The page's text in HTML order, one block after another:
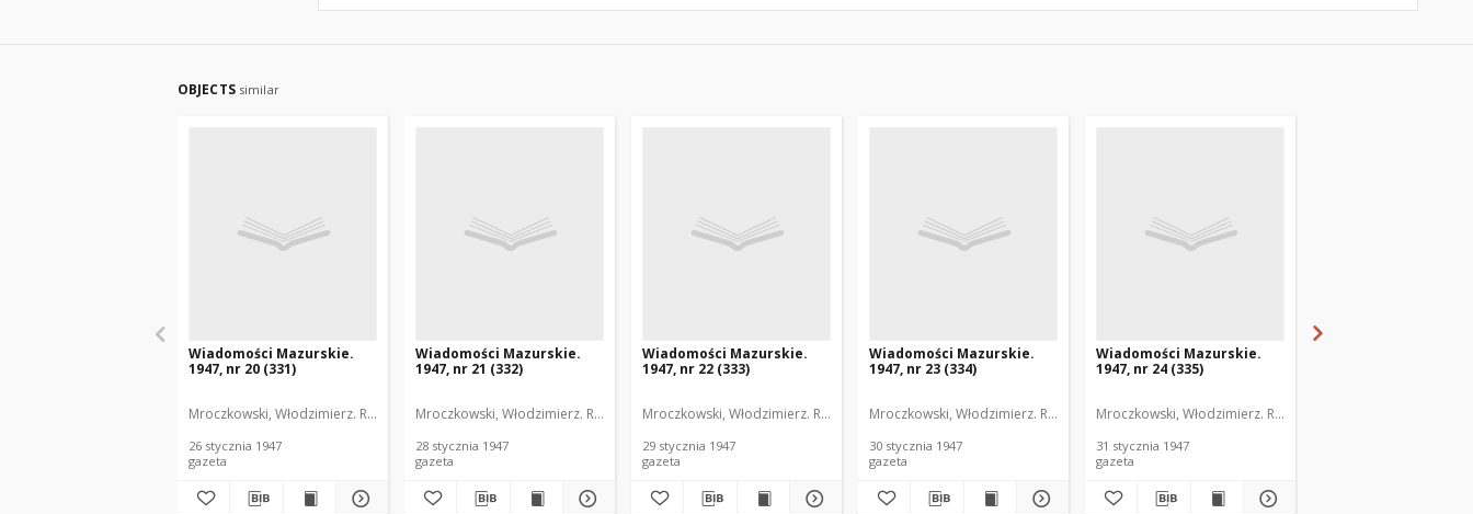
OBJECTS similar
Wiadomości Mazurskie.
1947, nr 20 (331)
Mroczkowski, Włodzimierz. Red.
26 stycznia 1947
gazeta
Wiadomości Mazurskie.
1947, nr 21 (332)
Mroczkowski, Włodzimierz. Red.
28 stycznia 1947
gazeta
Wiadomości Mazurskie.
1947, nr 22 (333)
Mroczkowski, Włodzimierz. Red.
29 stycznia 1947
gazeta
Wiadomości Mazurskie.
1947, nr 23 (334)
Mroczkowski, Włodzimierz. Red.
30 stycznia 1947
gazeta
Wiadomości Mazurskie.
1947, nr 24 (335)
Mroczkowski, Włodzimierz. Red.
31 stycznia 1947
gazeta